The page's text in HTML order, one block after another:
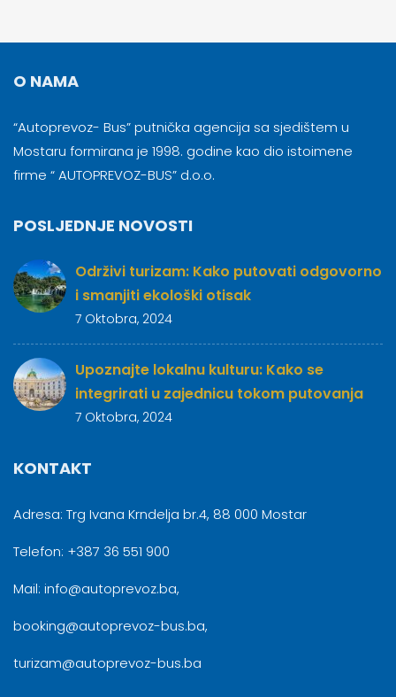
O NAMA
“Autoprevoz- Bus” putnička agencija sa sjedištem u
Mostaru formirana je 1998. godine kao dio istoimene
firme “ AUTOPREVOZ-BUS” d.o.o.
POSLJEDNJE NOVOSTI
Održivi turizam: Kako putovati odgovorno
i smanjiti ekološki otisak
7 Oktobra, 2024
Upoznajte lokalnu kulturu: Kako se
integrirati u zajednicu tokom putovanja
7 Oktobra, 2024
KONTAKT
Adresa: Trg Ivana Krndelja br.4, 88 000 Mostar
Telefon: +387 36 551 900
Mail: info@autoprevoz.ba,
booking@autoprevoz-bus.ba,
turizam@autoprevoz-bus.ba